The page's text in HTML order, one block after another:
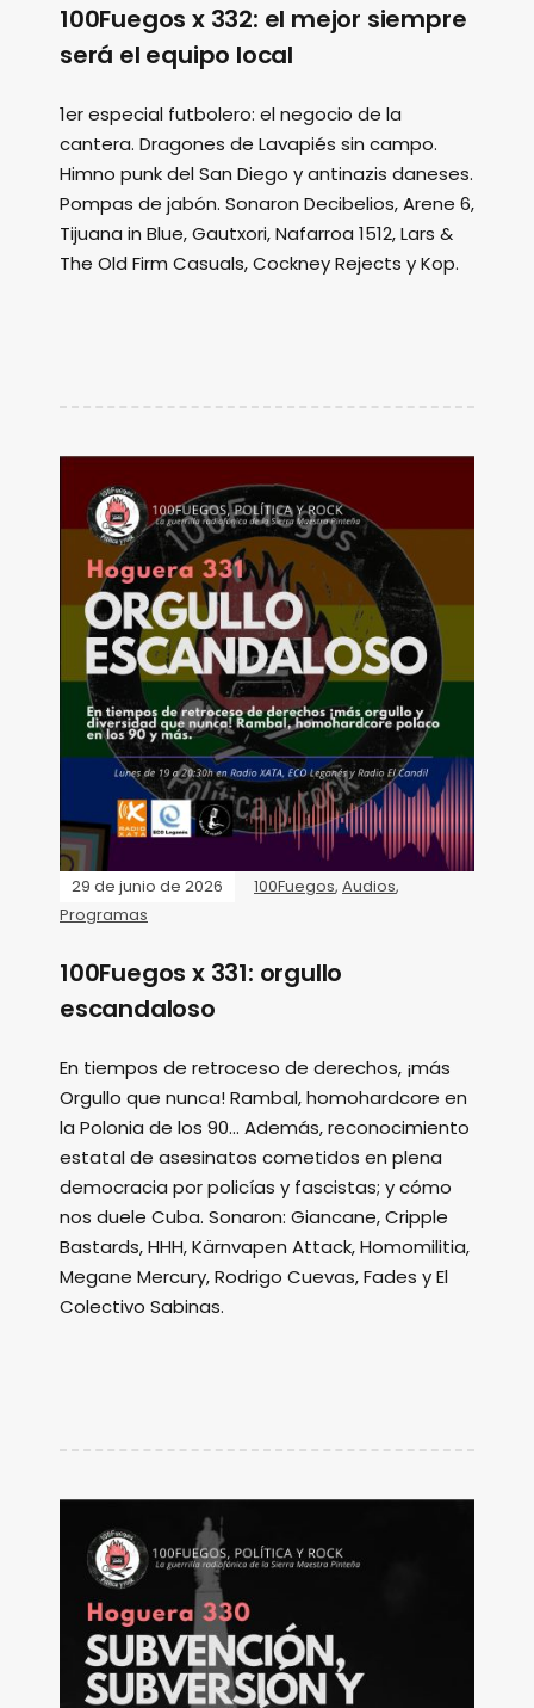
100Fuegos x 332: el mejor siempre
será el equipo local
1er especial futbolero: el negocio de la
cantera. Dragones de Lavapiés sin campo.
Himno punk del San Diego y antinazis daneses.
Pompas de jabón. Sonaron Decibelios, Arene 6,
Tijuana in Blue, Gautxori, Nafarroa 1512, Lars &
The Old Firm Casuals, Cockney Rejects y Kop.
29 de junio de 2026 100Fuegos, Audios,
Programas
100Fuegos x 331: orgullo
escandaloso
En tiempos de retroceso de derechos, ¡más
Orgullo que nunca! Rambal, homohardcore en
la Polonia de los 90... Además, reconocimiento
estatal de asesinatos cometidos en plena
democracia por policías y fascistas; y cómo
nos duele Cuba. Sonaron: Giancane, Cripple
Bastards, HHH, Kärnvapen Attack, Homomilitia,
Megane Mercury, Rodrigo Cuevas, Fades y El
Colectivo Sabinas.